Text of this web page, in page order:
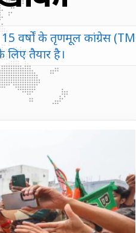
वर्षों के तृणमूल कांग्रेस
लिए तैयार है।